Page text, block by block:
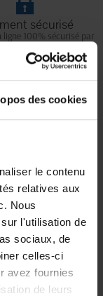
des cookies
le contenu
relatives aux
Nous
l'utilisation de
sociaux, de
celles-ci
avez fournies
de leurs
sécurisé
ligne 100% sécurisé par
client
au
une texture légère